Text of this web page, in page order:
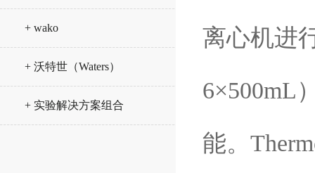
+ wako
+ 沃特世（Waters）
+ 实验解决方案组合
离心机进
6×500mL
能。